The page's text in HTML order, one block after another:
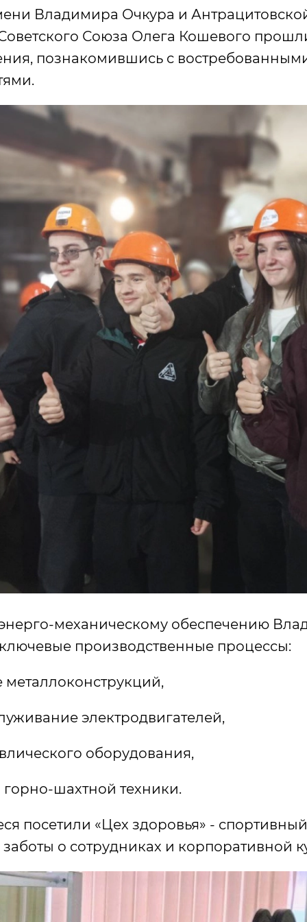
Владимира Очкура и
Союза Олега Кошевого
познакомившись с
механическому обеспечению
производственные процессы:
металлоконструкций,
электродвигателей,
оборудования,
горно-шахтной техники.
посетили «Цех здоровья» -
о сотрудниках и корпоративной